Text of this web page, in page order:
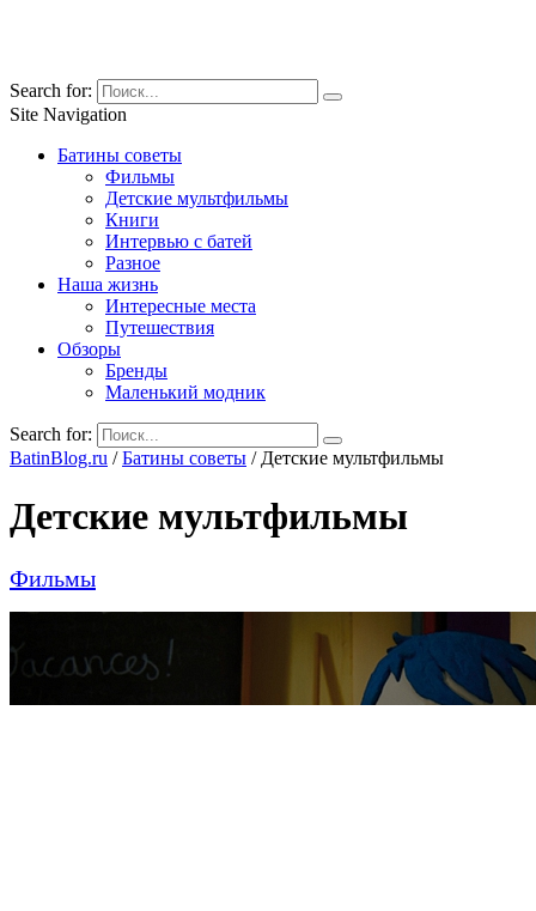
Search for:
Site Navigation
Батины советы
Фильмы
Детские мультфильмы
Книги
Интервью с батей
Разное
Наша жизнь
Интересные места
Путешествия
Обзоры
Бренды
Маленький модник
Search for:
BatinBlog.ru /Батины советы / Детские мультфильмы
Детские мультфильмы
Фильмы